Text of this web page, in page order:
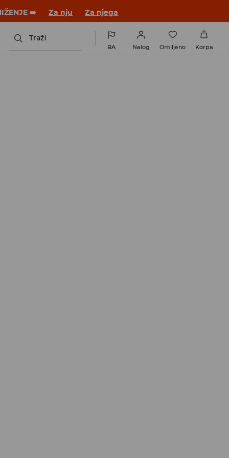
➡️ Za nju Za njega
Traži
BA Nalog Omiljeno Korpa